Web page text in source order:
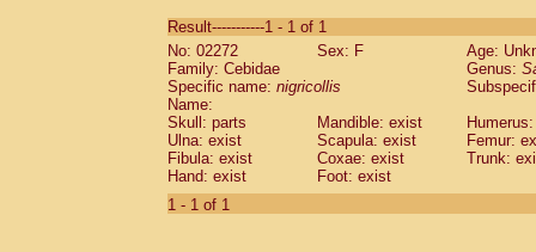
CebidaeSaguinus labiatus(0)
Cebidae Saguinus leucopus (0)
Cebidae
CebidaeSaguinus mystax
Cebidae Saguinus nigricollis (1)
Cebidae Saguinus oedipus
Cebidae Saguinus weddelli
Cebidae Saguinusspp.
Cebidae
Result-----------1 - 1 of 1
No: 02272
Sex: F
Age:
Family: Cebidae
Genus:
Specific name: nigricollis
Name:
Skull: parts
Mandible: exist
Ulna: exist
Scapula: exist
Femur:
Fibula: exist
Coxae: exist
Trunk:
Hand: exist
Foot: exist
1 - 1 of 1